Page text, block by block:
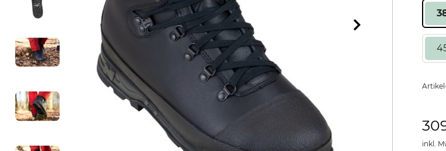
inkl.